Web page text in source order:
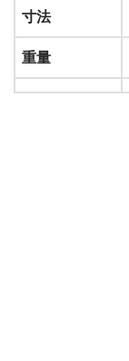
寸法
重量